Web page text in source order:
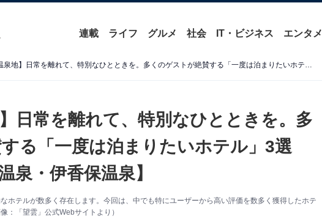
連載 ライフ グルメ 社会 IT・ビジネス エンタメ
【群馬県の温泉地】日常を離れて、特別なひとときを。多くのゲストが絶賛する「一度は泊まりたいホテル」3選【草津温泉・四万温泉・伊香保温泉】
日常を離れて、特別なひとときを。多
る「一度は泊まりたいホテル」3選
泉・伊香保温泉】
ホテルが数多く存在します。今回は、中でも特にユーザーから高い評価を数多く獲得したホテ
：「望雲」公式Webサイトより）